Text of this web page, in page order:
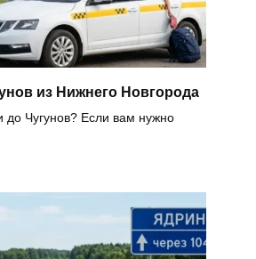
из Нижнего Новгорода
до Чугунов? Если вам нужно